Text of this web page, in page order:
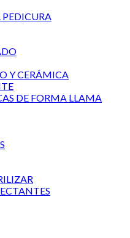
PEDICURA
Y CERÁMICA
DE FORMA LLAMA